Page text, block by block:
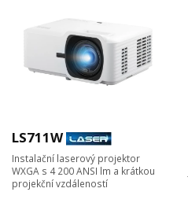
LS711W
Instalační laserový projektor
WXGA s 4 200 ANSI lm a krátkou
projekční vzdáleností